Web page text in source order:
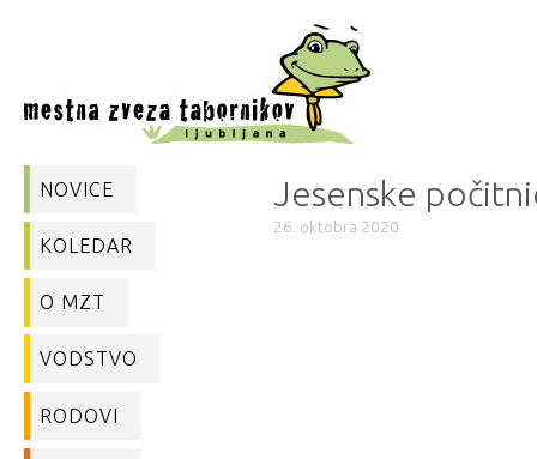
NOVICE
KOLEDAR
O MZT
VODSTVO
RODOVI
Jesenske
26. oktobra 2020